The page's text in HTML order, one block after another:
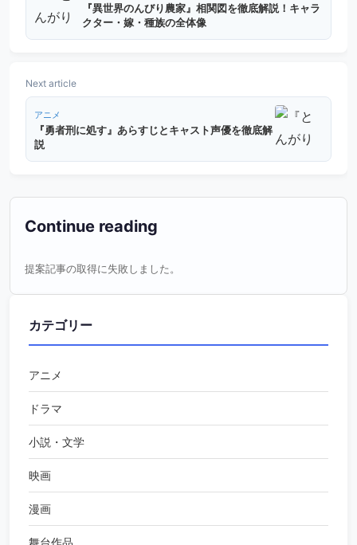
『異世界のんびり農家』相関図を徹底解説！キャラ
クター・嫁・種族の全体像
Next article
アニメ
『勇者刑に処す』あらすじとキャスト声優を徹底解
説
Continue reading
提案記事の取得に失敗しました。
カテゴリー
アニメ
ドラマ
小説・文学
映画
漫画
舞台作品